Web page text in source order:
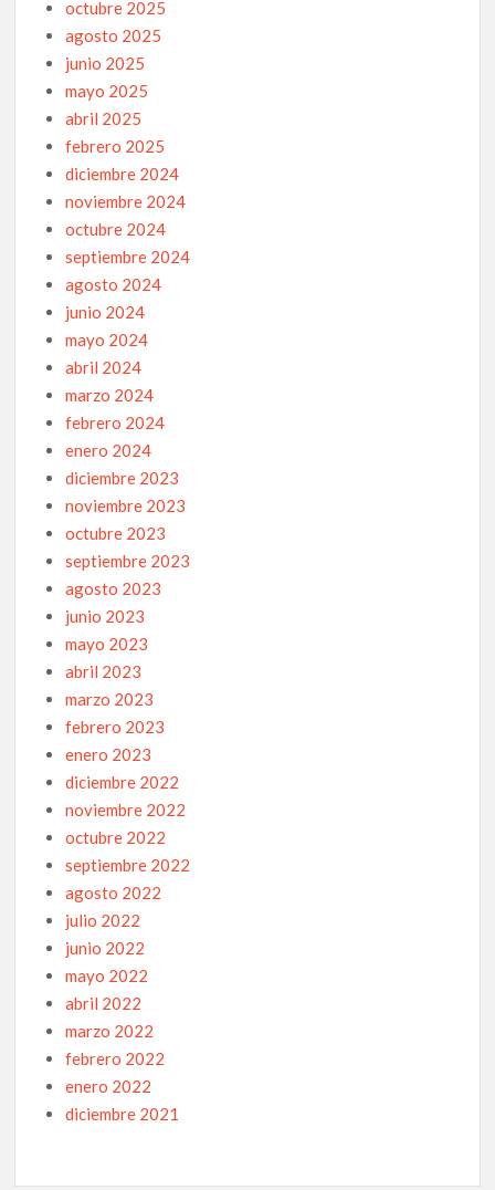
octubre 2025
agosto 2025
junio 2025
mayo 2025
abril 2025
febrero 2025
diciembre 2024
noviembre 2024
octubre 2024
septiembre 2024
agosto 2024
junio 2024
mayo 2024
abril 2024
marzo 2024
febrero 2024
enero 2024
diciembre 2023
noviembre 2023
octubre 2023
septiembre 2023
agosto 2023
junio 2023
mayo 2023
abril 2023
marzo 2023
febrero 2023
enero 2023
diciembre 2022
noviembre 2022
octubre 2022
septiembre 2022
agosto 2022
julio 2022
junio 2022
mayo 2022
abril 2022
marzo 2022
febrero 2022
enero 2022
diciembre 2021